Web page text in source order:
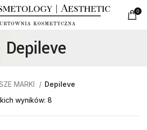
0
Depileve
MARKI
Depileve
wyników: 8